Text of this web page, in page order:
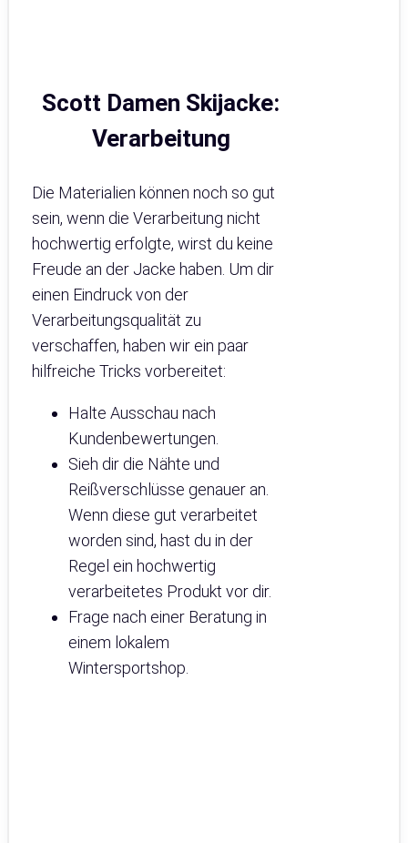
Scott Damen Skijacke:
Verarbeitung
Die Materialien können noch so gut
sein, wenn die Verarbeitung nicht
hochwertig erfolgte, wirst du keine
Freude an der Jacke haben. Um dir
einen Eindruck von der
Verarbeitungsqualität zu
verschaffen, haben wir ein paar
hilfreiche Tricks vorbereitet:
Halte Ausschau nach
Kundenbewertungen.
Sieh dir die Nähte und
Reißverschlüsse genauer an.
Wenn diese gut verarbeitet
worden sind, hast du in der
Regel ein hochwertig
verarbeitetes Produkt vor dir.
Frage nach einer Beratung in
einem lokalem
Wintersportshop.